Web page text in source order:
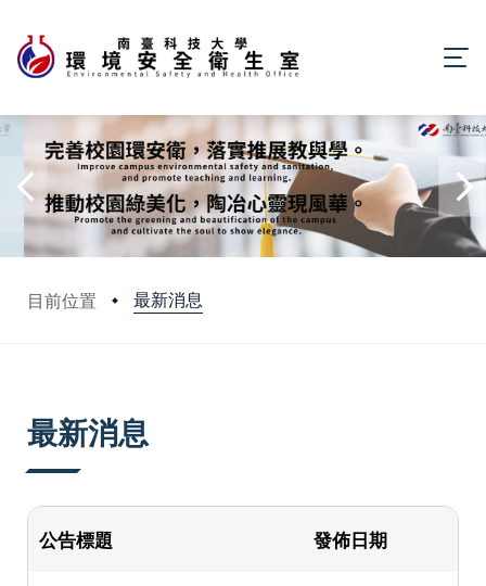
目前位置 最新消息
最新消息
公告標題 發佈日期